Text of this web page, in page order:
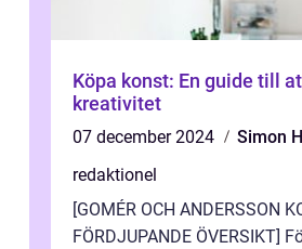
Köpa konst: En guide till
kreativitet
07 december 2024
Simon
redaktionel
[GOMÉR OCH ANDERSSON
FÖRDJUPANDE ÖVERSIKT]